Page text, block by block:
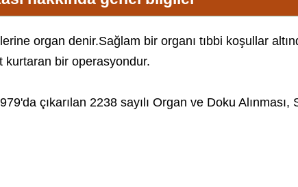
organ denir.Sağlam bir organı tıbbi koşullar
kurtaran bir operasyondur.
çıkarılan 2238 sayılı Organ ve Doku Alınması,